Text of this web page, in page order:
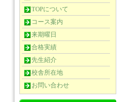
TOPについて
コース案内
来期曜日
合格実績
先生紹介
校舎所在地
お問い合わせ